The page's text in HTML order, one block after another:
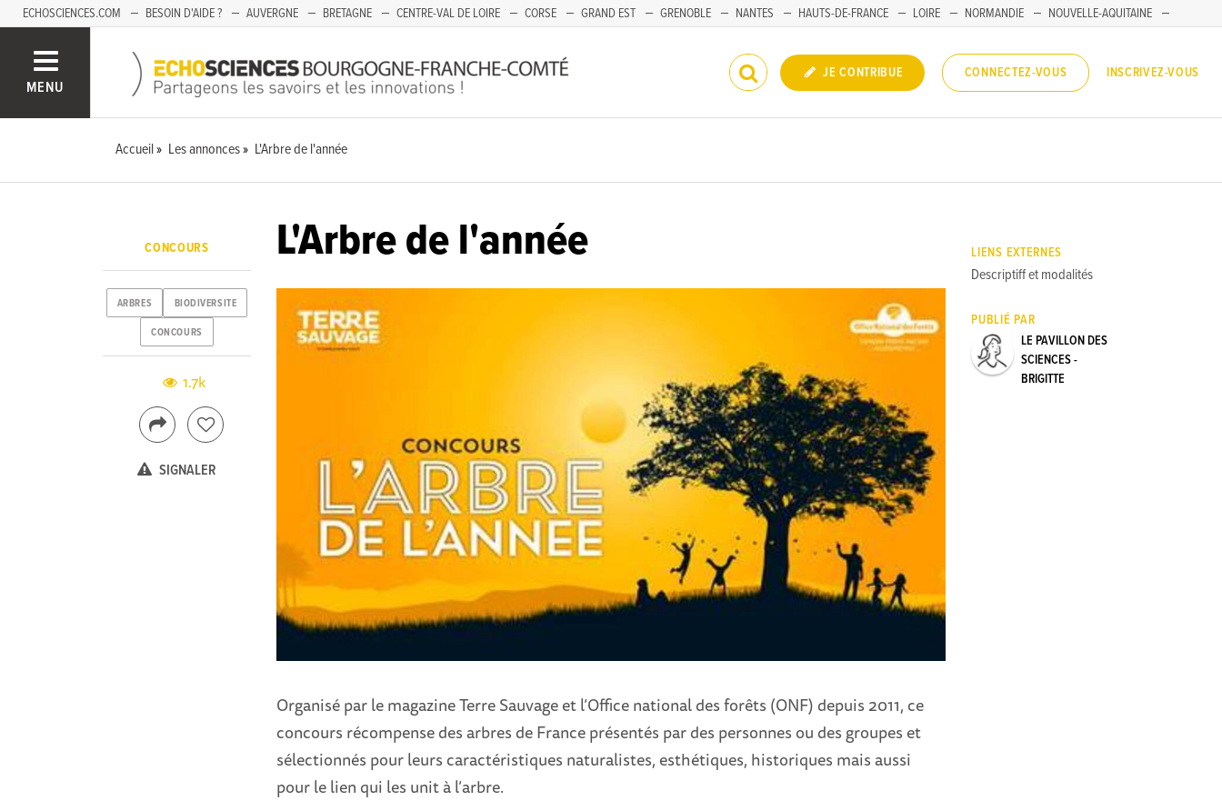
ECHOSCIENCES.COM BESOIN D'AIDE ? AUVERGNE BRETAGNE CENTRE-VAL DE LOIRE CORSE GRAND EST GRENOBLE NANTES HAUTS-DE-FRANCE LOIRE NORMANDIE
NOUVELLE-AQUITAINE
MENU
JE CONTRIBUE CONNECTEZ-VOUS INSCRIVEZ-VOUS
Accueil Les annonces L'Arbre de l'année
L'Arbre de l'année
Organisé par le magazine Terre Sauvage et l’Office national des forêts (ONF) depuis 2011, ce
concours récompense des arbres de France présentés par des personnes ou des groupes et
sélectionnés pour leurs caractéristiques naturalistes, esthétiques, historiques mais aussi
pour le lien qui les unit à l’arbre.
CONCOURS
ARBRES BIODIVERSITE
CONCOURS
1.7k
SIGNALER
LIENS EXTERNES
Descriptiff et modalités
PUBLIÉ PAR
LE PAVILLON DES
SCIENCES -
BRIGITTE